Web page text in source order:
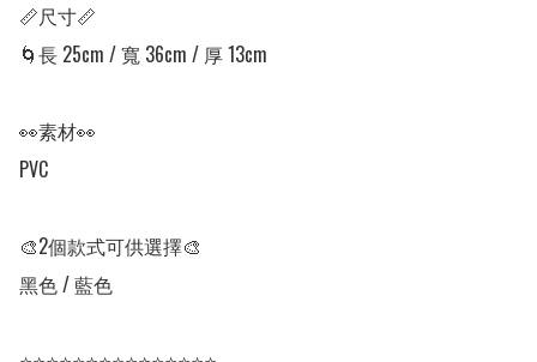
📏尺寸📏
🌀長 25cm / 寬 36cm / 厚 13cm
👀素材👀
PVC
🎨2個款式可供選擇🎨
黑色 / 藍色